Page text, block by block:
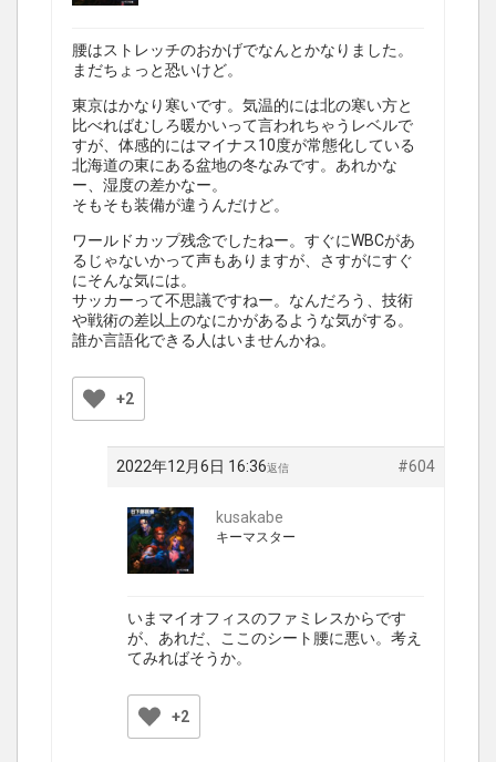
腰はストレッチのおかげでなんとかなりました。
まだちょっと恐いけど。
東京はかなり寒いです。気温的には北の寒い方と
比べればむしろ暖かいって言われちゃうレベルで
すが、体感的にはマイナス10度が常態化している
北海道の東にある盆地の冬なみです。あれかな
ー、湿度の差かなー。
そもそも装備が違うんだけど。
ワールドカップ残念でしたねー。すぐにWBCがあ
るじゃないかって声もありますが、さすがにすぐ
にそんな気には。
サッカーって不思議ですねー。なんだろう、技術
や戦術の差以上のなにかがあるような気がする。
誰か言語化できる人はいませんかね。
+2
2022年12月6日 16:36 #604
返信
kusakabe
キーマスター
いまマイオフィスのファミレスからです
が、あれだ、ここのシート腰に悪い。考え
てみればそうか。
+2